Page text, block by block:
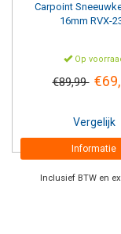
Carpoint
16mm RVX-
Op
€89,99
Vergelijk
Informatie
Inclusief BTW en